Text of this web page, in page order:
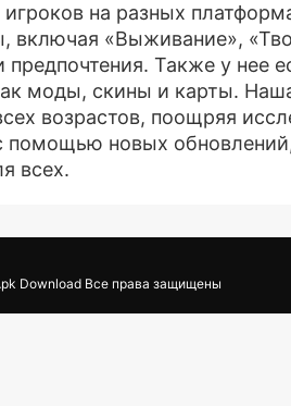
на разных
«Выживание»,
предпочтения. Также у нее
моды, скины и карты.
возрастов, поощряя
помощью новых
всех.
Download Все права защищены